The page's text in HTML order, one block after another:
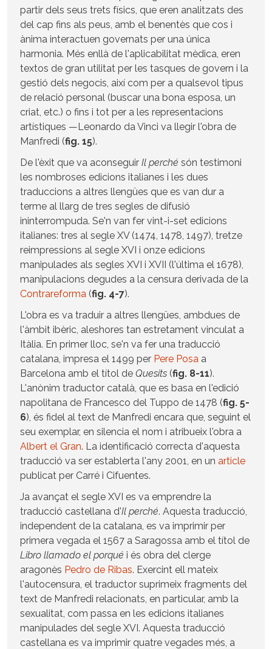
partir dels seus trets físics, que eren analitzats des
del cap fins als peus, amb el benentès que cos i
ànima interactuen governats per una única
harmonia. Més enllà de l'aplicabilitat mèdica, eren
textos de gran utilitat per les tasques de govern i la
gestió dels negocis, així com per a qualsevol tipus
de relació personal (buscar una bona esposa, un
criat, etc.) o fins i tot per a les representacions
artístiques —Leonardo da Vinci va llegir l'obra de
Manfredi (fig. 15).
De l'èxit que va aconseguirIl perché són testimoni
les nombroses edicions italianes i les dues
traduccions a altres llengües que es van dur a
terme al llarg de tres segles de difusió
ininterrompuda. Se'n van fer vint-i-set edicions
italianes: tres al segle XV (1474, 1478, 1497), tretze
reimpressions al segle XVI i onze edicions
manipulades als segles XVI i XVII (l'última el 1678),
manipulacions degudes a la censura derivada de la
Contrareforma (fig. 4-7).
L'obra es va traduir a altres llengües, ambdues de
l'àmbit ibèric, aleshores tan estretament vinculat a
Itàlia. En primer lloc, se'n va fer una traducció
catalana, impresa el 1499 per Pere Posa a
Barcelona amb el títol deQuesits (fig. 8-11).
L'anònim traductor català, que es basa en l'edició
napolitana de Francesco del Tuppo de 1478 (fig. 5-
6), és fidel al text de Manfredi encara que, seguint el
seu exemplar, en silencia el nom i atribueix l'obra a
Albert el Gran. La identificació correcta d'aquesta
traducció va ser establerta l'any 2001, en unarticle
publicat per Carré i Cifuentes.
Ja avançat el segle XVI es va emprendre la
traducció castellana d'Il perché. Aquesta traducció,
independent de la catalana, es va imprimir per
primera vegada el 1567 a Saragossa amb el títol de
Libro llamado el porqué i és obra del clerge
aragonès Pedro de Ribas. Exercint ell mateix
l'autocensura, el traductor suprimeix fragments del
text de Manfredi relacionats, en particular, amb la
sexualitat, com passa en les edicions italianes
manipulades del segle XVI. Aquesta traducció
castellana es va imprimir quatre vegades més, a